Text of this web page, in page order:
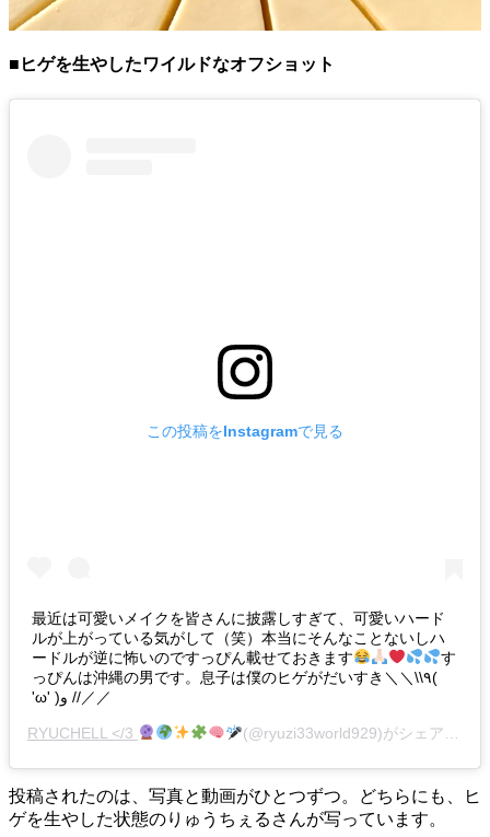
■ヒゲを生やしたワイルドなオフショット
この投稿をInstagramで見る
最近は可愛いメイクを皆さんに披露しすぎて、可愛いハード
ルが上がっている気がして（笑）本当にそんなことないしハ
ードルが逆に怖いのですっぴん載せておきます
す
っぴんは沖縄の男です。息子は僕のヒゲがだいすき＼＼\\٩(
'ω' )و //／／
RYUCHELL </3 (@ryuzi33world929)がシェアした投稿 -
投稿されたのは、写真と動画がひとつずつ。どちらにも、ヒ
ゲを生やした状態のりゅうちぇるさんが写っています。